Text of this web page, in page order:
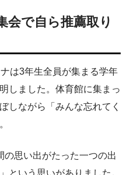
会で自ら推薦取り
は3年生全員が集まる学年
しました。体育館に集まっ
しながら「みんな忘れてく
の思い出がたった一つの出